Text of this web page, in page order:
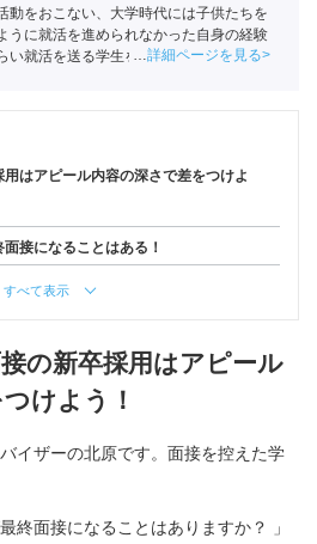
動をおこない、大学時代には子供たちを
うに就活を進められなかった自身の経験
い就活を送る学生を1人でも少なくした
詳細ページを見る
はアピール内容の深さで差をつけよ
接になることはある！
すべて表示
の新卒採用はアピール
けよう！
イザーの北原です。面接を控えた学
終面接になることはありますか？ 」